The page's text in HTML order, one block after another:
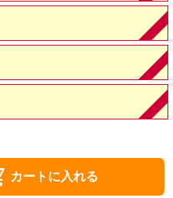
カートに入れる